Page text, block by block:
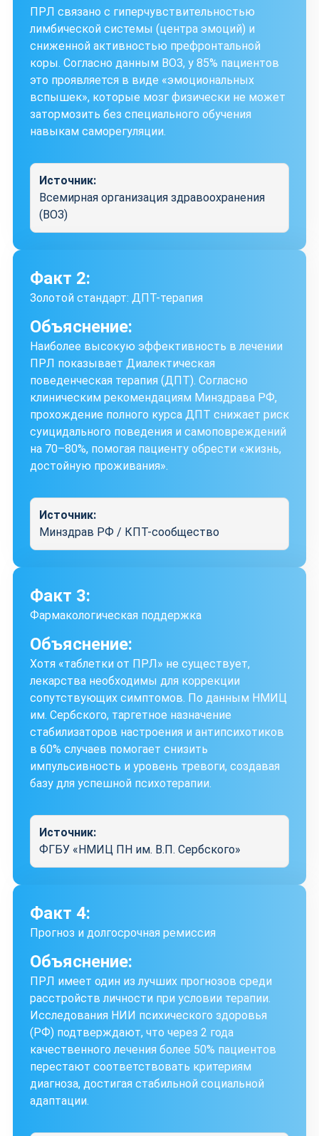
ПРЛ связано с гиперчувствительностью
лимбической системы (центра эмоций) и
сниженной активностью префронтальной
коры. Согласно данным ВОЗ, у 85% пациентов
это проявляется в виде «эмоциональных
вспышек», которые мозг физически не может
затормозить без специального обучения
навыкам саморегуляции.
Источник:
Всемирная организация здравоохранения
(ВОЗ)
Факт 2:
Золотой стандарт: ДПТ-терапия
Объяснение:
Наиболее высокую эффективность в лечении
ПРЛ показывает Диалектическая
поведенческая терапия (ДПТ). Согласно
клиническим рекомендациям Минздрава РФ,
прохождение полного курса ДПТ снижает риск
суицидального поведения и самоповреждений
на 70–80%, помогая пациенту обрести «жизнь,
достойную проживания».
Источник:
Минздрав РФ / КПТ-сообщество
Факт 3:
Фармакологическая поддержка
Объяснение:
Хотя «таблетки от ПРЛ» не существует,
лекарства необходимы для коррекции
сопутствующих симптомов. По данным НМИЦ
им. Сербского, таргетное назначение
стабилизаторов настроения и антипсихотиков
в 60% случаев помогает снизить
импульсивность и уровень тревоги, создавая
базу для успешной психотерапии.
Источник:
ФГБУ «НМИЦ ПН им. В.П. Сербского»
Факт 4:
Прогноз и долгосрочная ремиссия
Объяснение:
ПРЛ имеет один из лучших прогнозов среди
расстройств личности при условии терапии.
Исследования НИИ психического здоровья
(РФ) подтверждают, что через 2 года
качественного лечения более 50% пациентов
перестают соответствовать критериям
диагноза, достигая стабильной социальной
адаптации.